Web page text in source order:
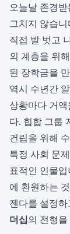
오늘날 존경
그치지 않습
직접 발 벗고
외 계층을 위
된 장학금을
역시 수년간
상황마다 거
다. 힙합 그룹
건립을 위해
특정 사회 문
표적인 인물
에 환원하는
젠다를 설정
더십의 전형